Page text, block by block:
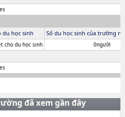
du học sinh Số du học sinh của trường
cho du học sinh 0người
đã xem gần đây